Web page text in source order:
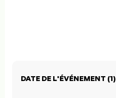
DATE DE L'ÉVÉNEMENT (1)